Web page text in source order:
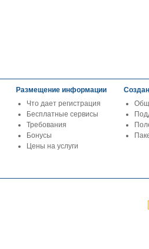
Размещение информации
Что дает регистрация
Бесплатные сервисы
Требования
Бонусы
Цены на услуги